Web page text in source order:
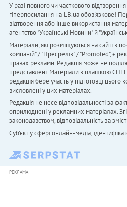
У разі повного чи часткового
гіперпосилання на LB.ua обов'язкове!
відтворення або інше використання
агентство "Українськi Новини" й
Матеріали, які розміщуються на сайті з
компаній" / "Пресреліз" / "Promoted", є
правах реклами. Редакція може не
представлені. Матеріали з плашкою
редакція бере участь у підготовці цього
висловлені у цих матеріалах.
Редакція не несе відповідальності за
оприлюднені у рекламних матеріалах.
законодавством, відповідальність за
Cуб'єкт у сфері онлайн-медіа;
РЕКЛАМА